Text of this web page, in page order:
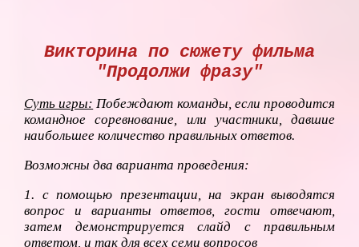
Викторина по сюжету фильма
"Продолжи фразу"
Суть игры: Побеждают команды, если проводится
командное соревнование, или участники, давшие
наибольшее количество правильных ответов.
Возможны два варианта проведения:
1. с помощью презентации, на экран выводятся
вопрос и варианты ответов, гости отвечают,
затем демонстрируется слайд с правильным
ответом, и так для всех семи вопросов